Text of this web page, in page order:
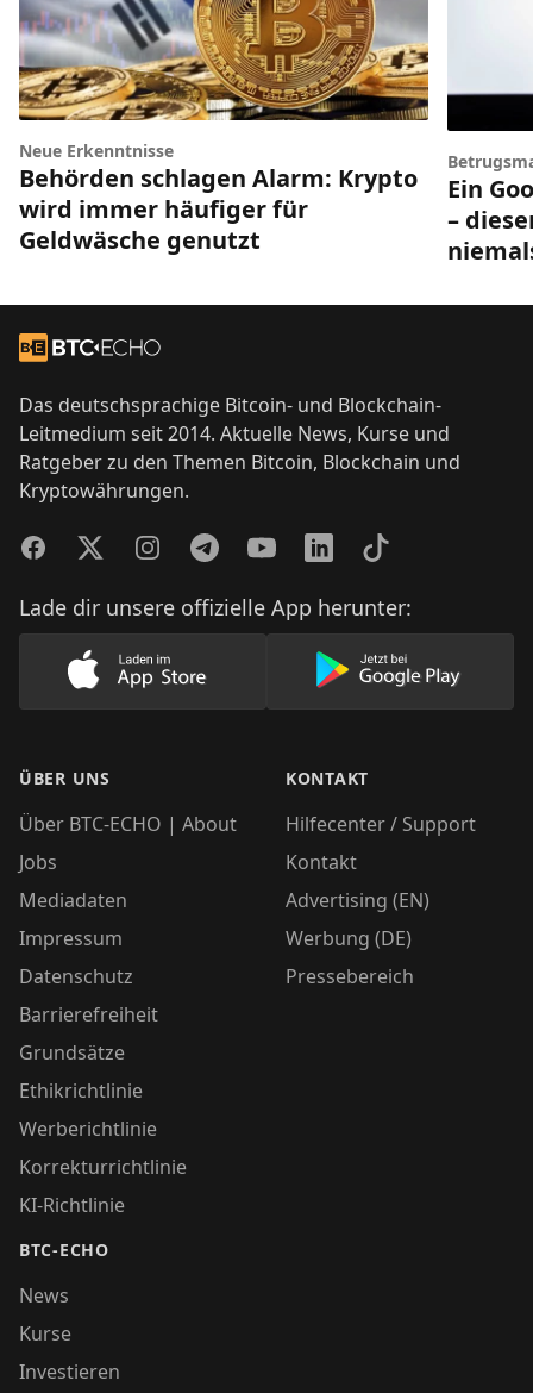
Neue Erkenntnisse
Behörden schlagen Alarm: Krypto
wird immer häufiger für
Geldwäsche genutzt
Ein
–
Zur Startseite
Das deutschsprachige Bitcoin- und Blockchain-
Leitmedium seit 2014. Aktuelle News, Kurse und
Ratgeber zu den Themen Bitcoin, Blockchain und
Kryptowährungen.
FacebookTwitterInstagramTelegramYouTubeLinkedInTikTok
Lade dir unsere offizielle App herunter:
Lade unsere App im AppStore herunter
Lade unsere
ÜBER UNS
Über BTC-ECHO | About
Jobs
Mediadaten
Impressum
Datenschutz
Barrierefreiheit
Grundsätze
Ethikrichtlinie
Werberichtlinie
Korrekturrichtlinie
KI-Richtlinie
BTC-ECHO
News
Kurse
Investieren
KONTAKT
Hilfecenter / Support
Kontakt
Advertising (EN)
Werbung (DE)
Pressebereich